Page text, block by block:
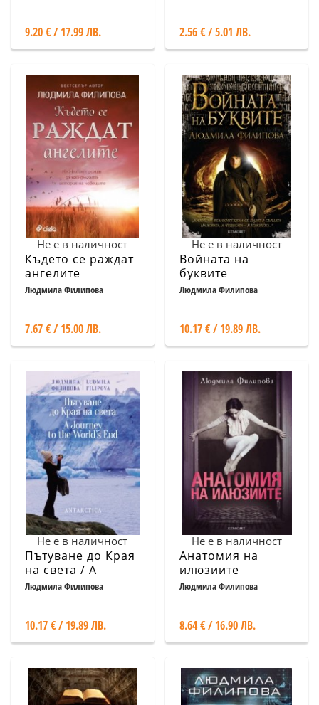
9.20 € / 17.99 ЛВ. 2.56 € / 5.01 ЛВ.
Не е в наличност
Където се раждат
ангелите
Людмила Филипова
7.67 € / 15.00 ЛВ.
Не е в наличност
Войната на
буквите
Людмила Филипова
10.17 € / 19.89 ЛВ.
Не е в наличност
Пътуване до Края
на света / A
Journey to the
Людмила Филипова
10.17 € / 19.89 ЛВ.
Не е в наличност
Анатомия на
илюзиите
Людмила Филипова
8.64 € / 16.90 ЛВ.